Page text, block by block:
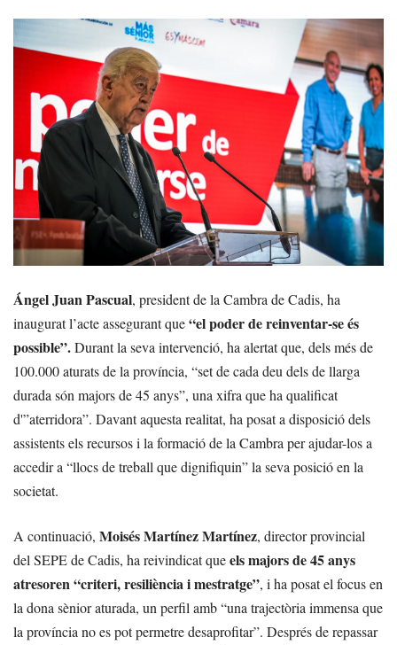
Ángel Juan Pascual, president de la Cambra de Cadis, ha
inaugurat l’acte assegurant que“el poder de reinventar-se és
possible”.Durant la seva intervenció, ha alertat que, dels més de
100.000 aturats de la província, “set de cada deu dels de llarga
durada són majors de 45 anys”, una xifra que ha qualificat
d'”aterridora”. Davant aquesta realitat, ha posat a disposició dels
assistents els recursos i la formació de la Cambra per ajudar-los a
accedir a “llocs de treball que dignifiquin” la seva posició en la
societat.
A continuació, Moisés Martínez Martínez, director provincial
del SEPE de Cadis, ha reivindicat queels majors de 45 anys
atresoren “criteri, resiliència i mestratge”, i ha posat el focus en
la dona sènior aturada, un perfil amb “una trajectòria immensa que
la província no es pot permetre desaprofitar”. Després de repassar